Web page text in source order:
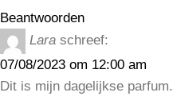
Beantwoorden
Lara schreef:
07/08/2023 om 12:00 am
Dit is mijn dagelijkse parfum.